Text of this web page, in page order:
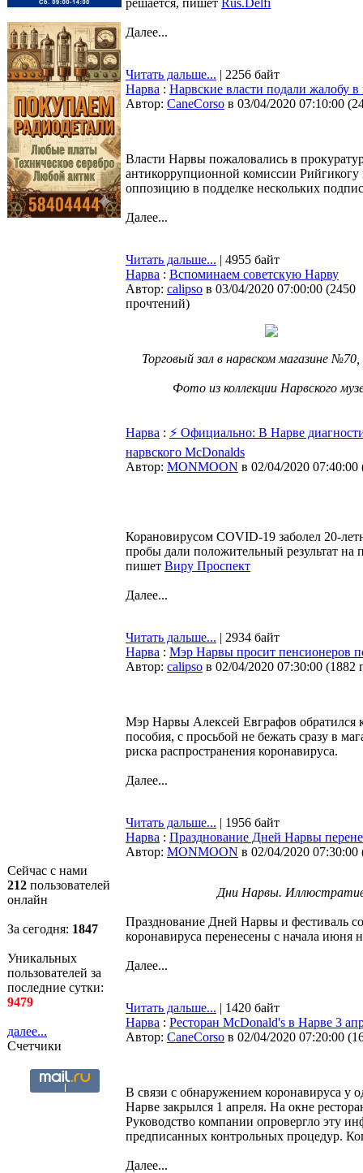
Сейчас с нами
212 пользователей
онлайн
За сегодня: 1847
Уникальных
пользователей за
последние сутки:
9479
далее...
Счетчики
решается, пишет Rus.Delfi
Далее...
Читать дальше... | 2256 байт
Нарва : Нарвские власти подали жалобу
Автор: CaneCorso в 03/04/2020 07:10:00 (
Власти Нарвы пожаловались в
антикоррупционной комиссии
оппозицию в подделке нескольких
Далее...
Читать дальше... | 4955 байт
Нарва : Вспоминаем советскую Нарву
Автор: calipso в 03/04/2020 07:00:00 (2450
прочтений)
Торговый зал в нарвском магазине №70,
Фото из коллекции Нарвского
Нарва : ⚡ Официально: В Нарве
нарвского McDonalds
Автор: MONMOON в 02/04/2020 07:40:00
Корановирусом COVID-19 заболел 20-
пробы дали положительный результат на
пишет Виру Проспект
Далее...
Читать дальше... | 2934 байт
Нарва : Мэр Нарвы просит пенсионеров
Автор: calipso в 02/04/2020 07:30:00 (1882
Мэр Нарвы Алексей Евграфов
пособия, с просьбой не бежать сразу в
риска распространения коронавируса.
Далее...
Читать дальше... | 1956 байт
Нарва : Празднование Дней Нарвы
Автор: MONMOON в 02/04/2020 07:30:00
Дни Нарвы.
Празднование Дней Нарвы и фестиваль
коронавируса перенесены с начала июня
Далее...
Читать дальше... | 1420 байт
Нарва : Ресторан McDonald's в Нарве 3
Автор: CaneCorso в 02/04/2020 07:20:00 (
В связи с обнаружением коронавируса у
Нарве закрылся 1 апреля. На окне
Руководство компании опровергло эту
предписанных контрольных процедур.
Далее...